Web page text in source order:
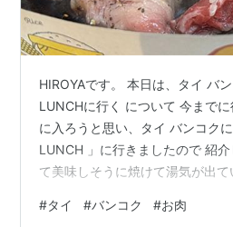
HIROYAです。 本日は、タイ バ
LUNCHに行く について 今まで
に入ろうと思い、タイ バンコク
LUNCH 」に行きましたので 紹
て美味しそうに焼けて湯気が出て
文したのは、 Beef Pepper Rice
#タイ #バンコク #お肉